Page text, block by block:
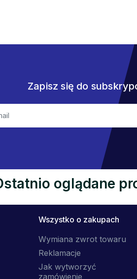
Zapisz się do
oglądane
Wszystko o zakupach
Wymiana zwrot towaru
Reklamacje
Jak wytworzyć
zamówienie